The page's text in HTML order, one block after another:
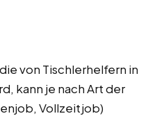
von Tischlerhelfern in
kann je nach Art der
Vollzeitjob)